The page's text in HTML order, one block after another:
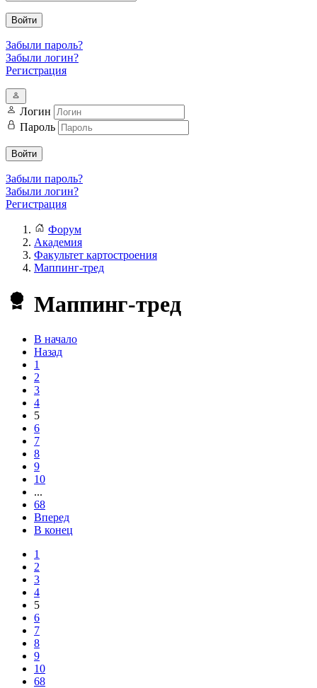
Войти
Забыли пароль?
Забыли логин?
Регистрация
Логин
Пароль
Войти
Забыли пароль?
Забыли логин?
Регистрация
Форум
Академия
Факультет картостроения
Маппинг-тред
Маппинг-тред
В начало
Назад
1
2
3
4
5
6
7
8
9
10
...
68
Вперед
В конец
1
2
3
4
5
6
7
8
9
10
68